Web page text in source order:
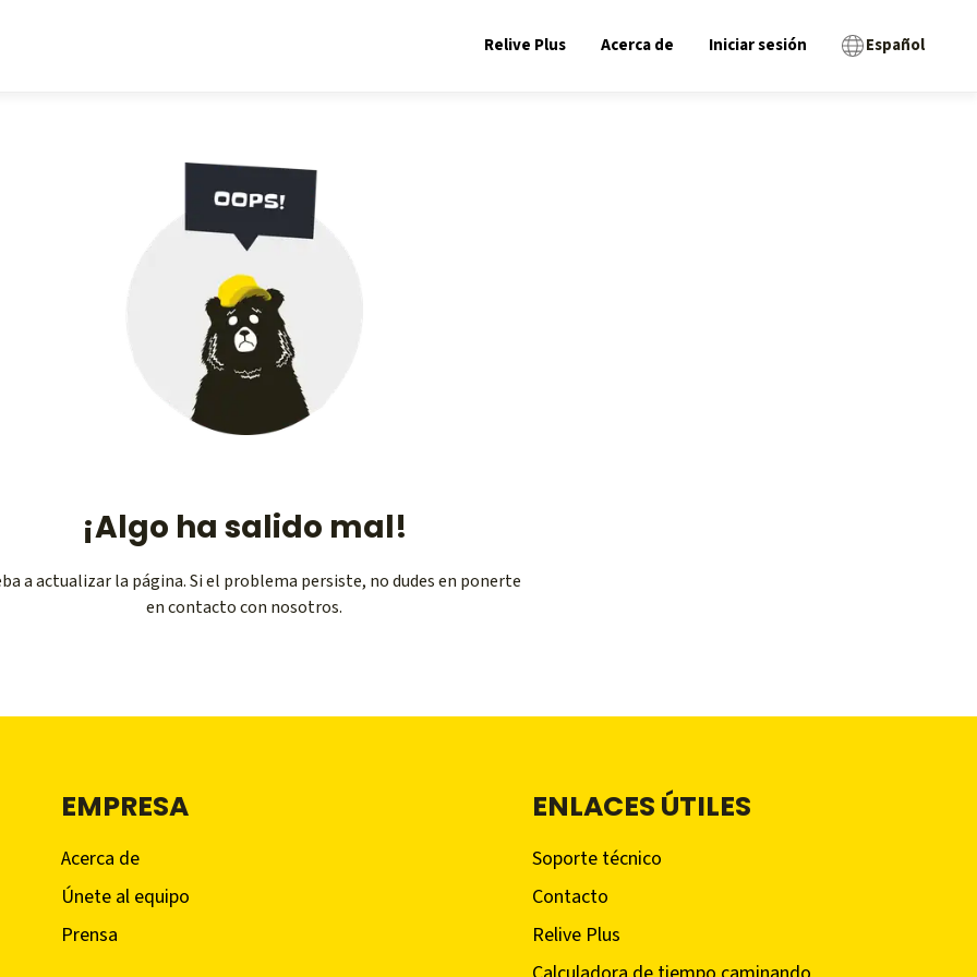
Relive Plus Acerca de Iniciar sesión Español
¡Algo ha salido mal!
a actualizar la página. Si el problema persiste, no dudes en ponerte
en contacto con nosotros.
EMPRESA
Acerca de
Únete al equipo
Prensa
ENLACES ÚTILES
Soporte técnico
Contacto
Relive Plus